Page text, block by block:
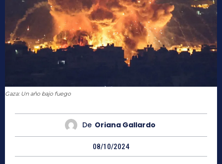
Gaza: Un año bajo fuego
De Oriana Gallardo
08/10/2024